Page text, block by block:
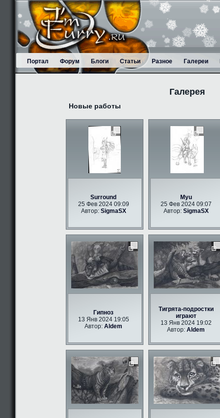
Портал Форум Блоги Статьи Разное Галереи
Галерея
Новые работы
Surround
25 Фев 2024 09:09
Автор: SigmaSX
Myu
25 Фев 2024 09:07
Автор: SigmaSX
Гипноз
13 Янв 2024 19:05
Автор:Aldem
Тигрята-подростки
играют
13 Янв 2024 19:02
Автор:Aldem